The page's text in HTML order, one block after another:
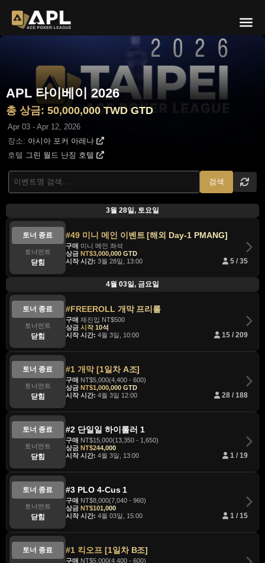
APL 타이베이 2026
총 상금: 50,000,000 TWD GTD
Apr 03 - Apr 12, 2026
장소: 아시아 포커 아레나
호텔 그린 월드 난징 호텔
검색
3월 28일, 토요일
토너 종료
토너먼트
닫힘
#49 미니 메인 이벤트 [해외 Day-1 PMANG]
구매 미니 메인 좌석
상금 NT$3,000,000 GTD
시작 시간: 3월 28일, 13:00 5 / 35
4월 03일, 금요일
토너 종료
토너먼트
닫힘
#FREEROLL 개막 프리롤
구매 재진입 NT$500
상금 시작 10석
시작 시간: 4월 3일, 10:00 15 / 209
토너 종료
토너먼트
닫힘
#1 개막 [1일차 A조]
구매 NT$5,000(4,400 - 600)
상금 NT$1,000,000 GTD
시작 시간: 4월 3일 12:00 28 / 188
토너 종료
토너먼트
닫힘
#2 단일일 하이롤러 1
구매 NT$15,000(13,350 - 1,650)
상금 NT$244,000
시작 시간: 4월 3일, 13:00 1 / 19
토너 종료
토너먼트
닫힘
#3 PLO 4-Cus 1
구매 NT$8,000(7,040 - 960)
상금 NT$101,000
시작 시간: 4월 03일, 15:00 1 / 15
토너 종료 #1 킥오프 [1일차 B조]
구매 NT$5,000(4,400 - 600)